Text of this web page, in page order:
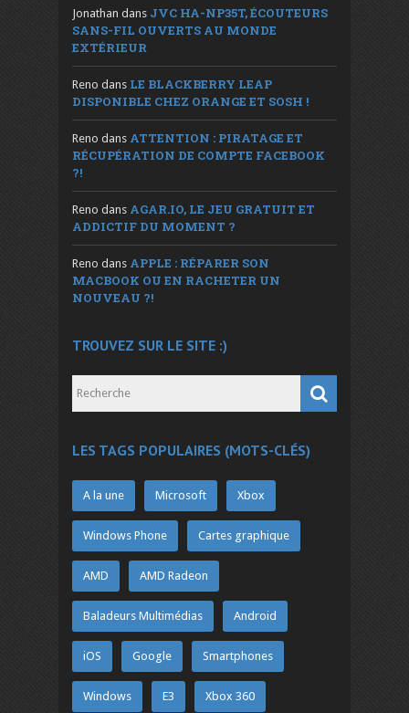
Jonathan dans JVC HA-NP35T, ÉCOUTEURS
SANS-FIL OUVERTS AU MONDE
EXTÉRIEUR
Reno dans LE BLACKBERRY LEAP
DISPONIBLE CHEZ ORANGE ET SOSH !
Reno dans ATTENTION : PIRATAGE ET
RÉCUPÉRATION DE COMPTE FACEBOOK
?!
Reno dans AGAR.IO, LE JEU GRATUIT ET
ADDICTIF DU MOMENT ?
Reno dans APPLE : RÉPARER SON
MACBOOK OU EN RACHETER UN
NOUVEAU ?!
TROUVEZ SUR LE SITE :)
LES TAGS POPULAIRES (MOTS-CLÉS)
A la une Microsoft Xbox
Windows Phone Cartes graphique
AMD AMD Radeon
Baladeurs Multimédias Android
iOS Google Smartphones
Windows E3 Xbox 360